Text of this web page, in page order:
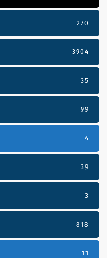
270
3904
35
99
4
39
3
818
11